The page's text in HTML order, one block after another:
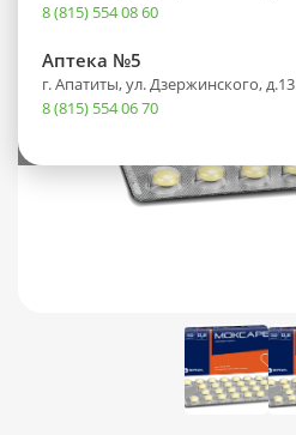
8 (815) 554 08 60
Аптека №5
г. Апатиты, ул. Дзержинского, д.13
8 (815) 554 06 70